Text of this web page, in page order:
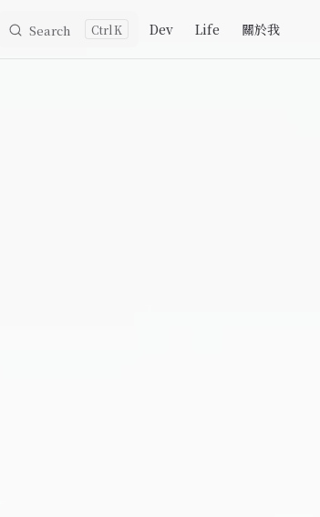
Search K Dev Life 關於我